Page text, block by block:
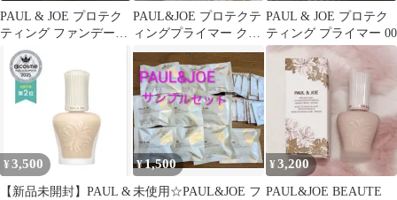
PAUL & JOE プロテク
ティング ファンデーシ
ョン プライマー 02
PAUL&JOE プロテクテ
ィングプライマー クッ
ションファンデセット
PAUL & JOE プロテク
ティング プライマー 00
¥ 3,500
【新品未開封】PAUL &
¥1,500
未使用☆PAUL&JOE フ
¥3,200
PAUL&JOE BEAUTE